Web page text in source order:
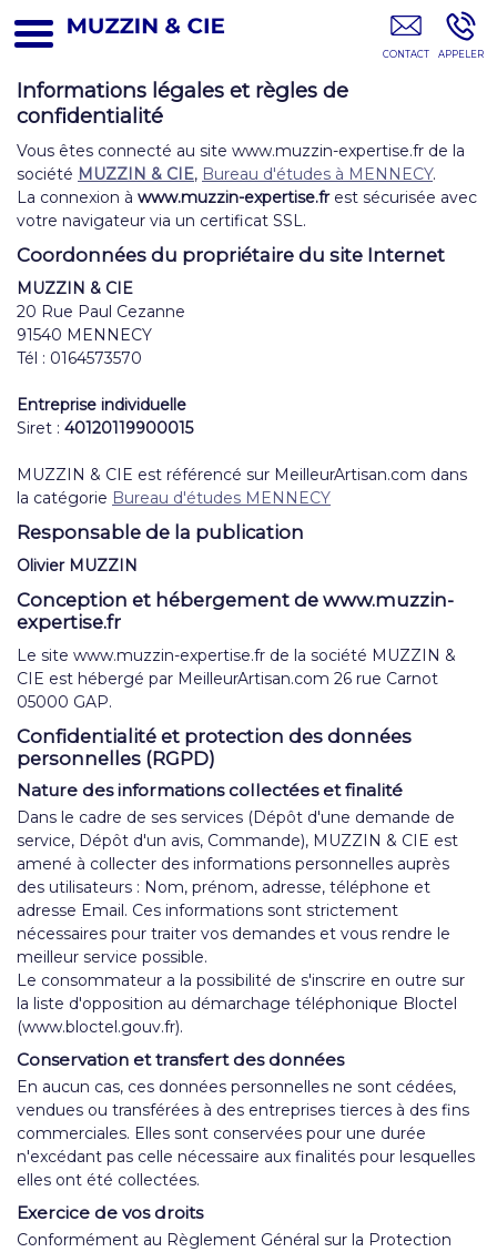
Métreur En Bâtiment MENNECY
Informations légales et règles de
confidentialité
Vous êtes connecté au site www.muzzin-expertise.fr de la
société MUZZIN & CIE, Bureau d'études à MENNECY.
La connexion à www.muzzin-expertise.frest sécurisée avec
votre navigateur via un certificat SSL.
Coordonnées du propriétaire du site Internet
MUZZIN & CIE
20 Rue Paul Cezanne
91540 MENNECY
Tél : 0164573570
Entreprise individuelle
Siret : 40120119900015
MUZZIN & CIE est référencé sur MeilleurArtisan.com dans
la catégorie Bureau d'études MENNECY
Responsable de la publication
Olivier MUZZIN
Conception et hébergement de www.muzzin-
expertise.fr
Le site www.muzzin-expertise.fr de la société MUZZIN &
CIE est hébergé par MeilleurArtisan.com 26 rue Carnot
05000 GAP.
Confidentialité et protection des données
personnelles (RGPD)
Nature des informations collectées et finalité
Dans le cadre de ses services (Dépôt d'une demande de
service, Dépôt d'un avis, Commande), MUZZIN & CIE est
amené à collecter des informations personnelles auprès
des utilisateurs : Nom, prénom, adresse, téléphone et
adresse Email. Ces informations sont strictement
nécessaires pour traiter vos demandes et vous rendre le
meilleur service possible.
Le consommateur a la possibilité de s'inscrire en outre sur
la liste d'opposition au démarchage téléphonique Bloctel
(www.bloctel.gouv.fr).
Conservation et transfert des données
En aucun cas, ces données personnelles ne sont cédées,
vendues ou transférées à des entreprises tierces à des fins
commerciales. Elles sont conservées pour une durée
n'excédant pas celle nécessaire aux finalités pour lesquelles
elles ont été collectées.
Exercice de vos droits
Conformément au Règlement Général sur la Protection